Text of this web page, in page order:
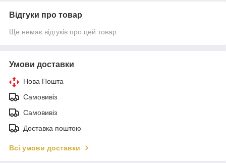
Відгуки про товар
Ще немає відгуків про цей товар
Умови доставки
Нова Пошта
Самовивіз
Самовивіз
Доставка поштою
Всі умови доставки